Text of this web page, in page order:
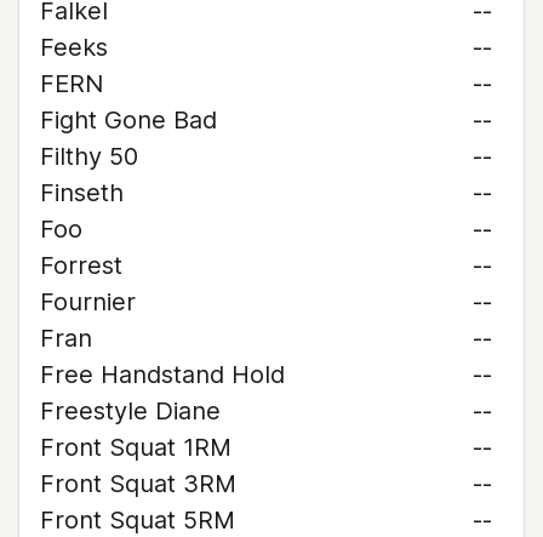
Falkel
--
Feeks
--
FERN
--
Fight Gone Bad
--
Filthy 50
--
Finseth
--
Foo
--
Forrest
--
Fournier
--
Fran
--
Free Handstand Hold
--
Freestyle Diane
--
Front Squat 1RM
--
Front Squat 3RM
--
Front Squat 5RM
--